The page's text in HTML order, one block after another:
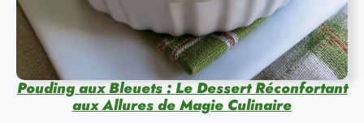
Pouding aux Bleuets : Le Dessert Réconfortant
aux Allures de Magie Culinaire